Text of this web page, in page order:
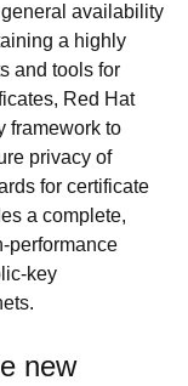
availability
a highly
and tools for
Red Hat
framework to
privacy of
for certificate
a complete,
performance
key
new